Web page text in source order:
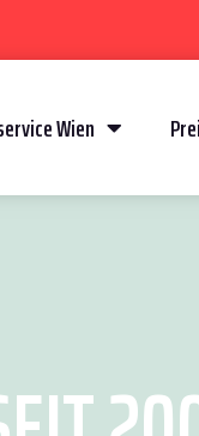
Wien